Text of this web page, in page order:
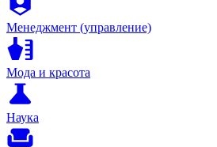
Менеджмент (управление)
Мода и красота
Наука